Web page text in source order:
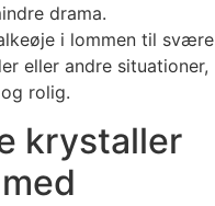
drama.
i lommen til svære
eller andre situationer,
rolig.
krystaller